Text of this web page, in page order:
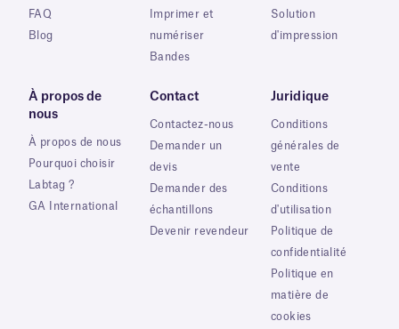
FAQ
Blog
Imprimer et
numériser
Bandes
Solution
d'impression
À propos de
nous
À propos de nous
Pourquoi choisir
Labtag ?
GA International
Contact
Contactez-nous
Demander un
devis
Demander des
échantillons
Devenir revendeur
Juridique
Conditions
générales de
vente
Conditions
d'utilisation
Politique de
confidentialité
Politique en
matière de
cookies